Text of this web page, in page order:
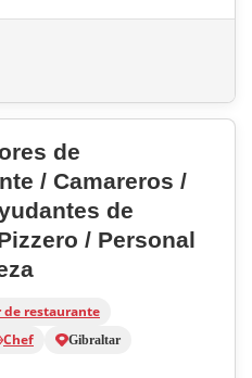
de
/ Camareros /
de
/ Personal
de restaurante
Chef
Gibraltar